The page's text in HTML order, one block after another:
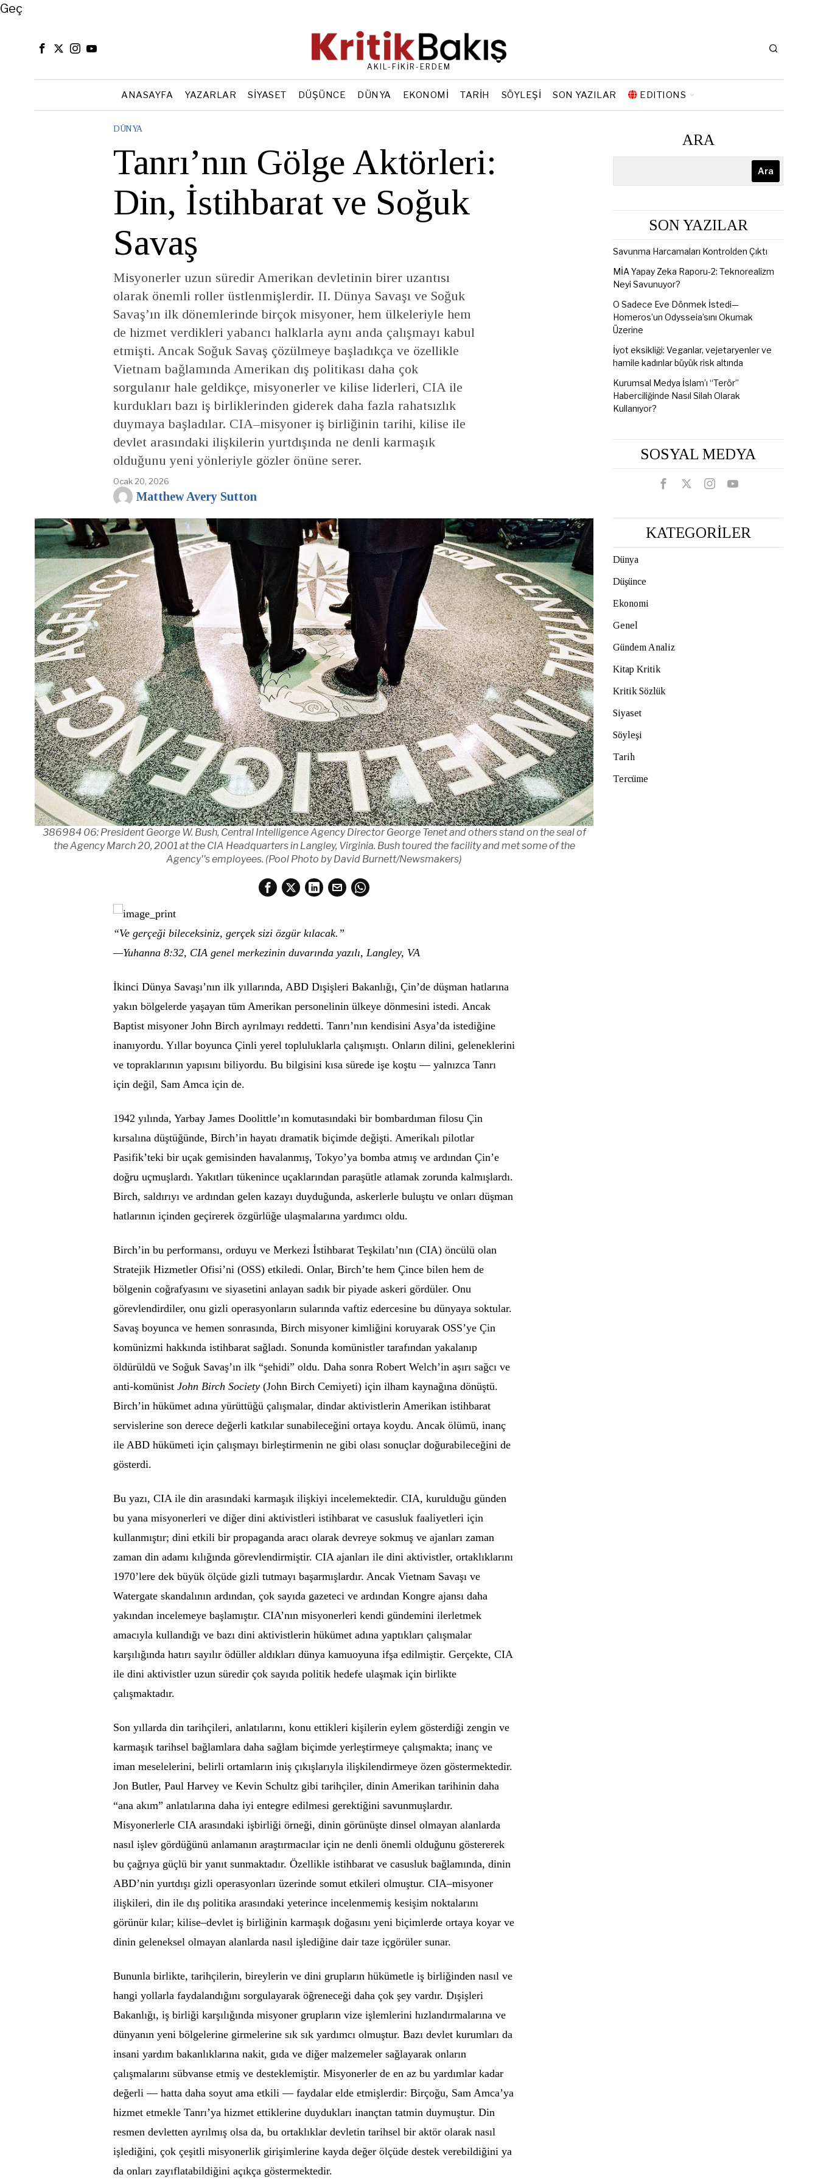
Close
Geç
AKIL-FİKİR-ERDEM
ANASAYFA YAZARLAR SIYASET DÜŞÜNCE DÜNYA EKONOMI TARIH SÖYLEŞI SON YAZILAR EDITIONS
DÜNYA
Tanrı’nın Gölge Aktörleri:
Din, İstihbarat ve Soğuk
Savaş
Misyonerler uzun süredir Amerikan devletinin birer uzantısı
olarak önemli roller üstlenmişlerdir. II. Dünya Savaşı ve Soğuk
Savaş’ın ilk dönemlerinde birçok misyoner, hem ülkeleriyle hem
de hizmet verdikleri yabancı halklarla aynı anda çalışmayı kabul
etmişti. Ancak Soğuk Savaş çözülmeye başladıkça ve özellikle
Vietnam bağlamında Amerikan dış politikası daha çok
sorgulanır hale geldikçe, misyonerler ve kilise liderleri, CIA ile
kurdukları bazı iş birliklerinden giderek daha fazla rahatsızlık
duymaya başladılar. CIA–misyoner iş birliğinin tarihi, kilise ile
devlet arasındaki ilişkilerin yurtdışında ne denli karmaşık
olduğunu yeni yönleriyle gözler önüne serer.
Ocak 20, 2026
Matthew Avery Sutton
386984 06: President George W. Bush, Central Intelligence Agency Director George Tenet and others stand on the seal of
the Agency March 20, 2001 at the CIA Headquarters in Langley, Virginia. Bush toured the facility and met some of the
Agency''s employees. (Pool Photo by David Burnett/Newsmakers)
“Ve gerçeği bileceksiniz, gerçek sizi özgür kılacak.”
—Yuhanna 8:32, CIA genel merkezinin duvarında yazılı, Langley, VA
İkinci Dünya Savaşı’nın ilk yıllarında, ABD Dışişleri Bakanlığı, Çin’de düşman hatlarına
yakın bölgelerde yaşayan tüm Amerikan personelinin ülkeye dönmesini istedi. Ancak
Baptist misyoner John Birch ayrılmayı reddetti. Tanrı’nın kendisini Asya’da istediğine
inanıyordu. Yıllar boyunca Çinli yerel topluluklarla çalışmıştı. Onların dilini, geleneklerini
ve topraklarının yapısını biliyordu. Bu bilgisini kısa sürede işe koştu — yalnızca Tanrı
için değil, Sam Amca için de.
1942 yılında, Yarbay James Doolittle’ın komutasındaki bir bombardıman filosu Çin
kırsalına düştüğünde, Birch’in hayatı dramatik biçimde değişti. Amerikalı pilotlar
Pasifik’teki bir uçak gemisinden havalanmış, Tokyo’ya bomba atmış ve ardından Çin’e
doğru uçmuşlardı. Yakıtları tükenince uçaklarından paraşütle atlamak zorunda kalmışlardı.
Birch, saldırıyı ve ardından gelen kazayı duyduğunda, askerlerle buluştu ve onları düşman
hatlarının içinden geçirerek özgürlüğe ulaşmalarına yardımcı oldu.
Birch’in bu performansı, orduyu ve Merkezi İstihbarat Teşkilatı’nın (CIA) öncülü olan
Stratejik Hizmetler Ofisi’ni (OSS) etkiledi. Onlar, Birch’te hem Çince bilen hem de
bölgenin coğrafyasını ve siyasetini anlayan sadık bir piyade askeri gördüler. Onu
görevlendirdiler, onu gizli operasyonların sularında vaftiz edercesine bu dünyaya soktular.
Savaş boyunca ve hemen sonrasında, Birch misyoner kimliğini koruyarak OSS’ye Çin
komünizmi hakkında istihbarat sağladı. Sonunda komünistler tarafından yakalanıp
öldürüldü ve Soğuk Savaş’ın ilk “şehidi” oldu. Daha sonra Robert Welch’in aşırı sağcı ve
anti-komünist John Birch Society (John Birch Cemiyeti) için ilham kaynağına dönüştü.
Birch’in hükümet adına yürüttüğü çalışmalar, dindar aktivistlerin Amerikan istihbarat
servislerine son derece değerli katkılar sunabileceğini ortaya koydu. Ancak ölümü, inanç
ile ABD hükümeti için çalışmayı birleştirmenin ne gibi olası sonuçlar doğurabileceğini de
gösterdi.
Bu yazı, CIA ile din arasındaki karmaşık ilişkiyi incelemektedir. CIA, kurulduğu günden
bu yana misyonerleri ve diğer dini aktivistleri istihbarat ve casusluk faaliyetleri için
kullanmıştır; dini etkili bir propaganda aracı olarak devreye sokmuş ve ajanları zaman
zaman din adamı kılığında görevlendirmiştir. CIA ajanları ile dini aktivistler, ortaklıklarını
1970’lere dek büyük ölçüde gizli tutmayı başarmışlardır. Ancak Vietnam Savaşı ve
Watergate skandalının ardından, çok sayıda gazeteci ve ardından Kongre ajansı daha
yakından incelemeye başlamıştır. CIA’nın misyonerleri kendi gündemini ilerletmek
amacıyla kullandığı ve bazı dini aktivistlerin hükümet adına yaptıkları çalışmalar
karşılığında hatırı sayılır ödüller aldıkları dünya kamuoyuna ifşa edilmiştir. Gerçekte, CIA
ile dini aktivistler uzun süredir çok sayıda politik hedefe ulaşmak için birlikte
çalışmaktadır.
Son yıllarda din tarihçileri, anlatılarını, konu ettikleri kişilerin eylem gösterdiği zengin ve
karmaşık tarihsel bağlamlara daha sağlam biçimde yerleştirmeye çalışmakta; inanç ve
iman meselelerini, belirli ortamların iniş çıkışlarıyla ilişkilendirmeye özen göstermektedir.
Jon Butler, Paul Harvey ve Kevin Schultz gibi tarihçiler, dinin Amerikan tarihinin daha
“ana akım” anlatılarına daha iyi entegre edilmesi gerektiğini savunmuşlardır.
Misyonerlerle CIA arasındaki işbirliği örneği, dinin görünüşte dinsel olmayan alanlarda
nasıl işlev gördüğünü anlamanın araştırmacılar için ne denli önemli olduğunu göstererek
bu çağrıya güçlü bir yanıt sunmaktadır. Özellikle istihbarat ve casusluk bağlamında, dinin
ABD’nin yurtdışı gizli operasyonları üzerinde somut etkileri olmuştur. CIA–misyoner
ilişkileri, din ile dış politika arasındaki yeterince incelenmemiş kesişim noktalarını
görünür kılar; kilise–devlet iş birliğinin karmaşık doğasını yeni biçimlerde ortaya koyar ve
dinin geleneksel olmayan alanlarda nasıl işlediğine dair taze içgörüler sunar.
Bununla birlikte, tarihçilerin, bireylerin ve dini grupların hükümetle iş birliğinden nasıl ve
hangi yollarla faydalandığını sorgulayarak öğreneceği daha çok şey vardır. Dışişleri
Bakanlığı, iş birliği karşılığında misyoner grupların vize işlemlerini hızlandırmalarına ve
dünyanın yeni bölgelerine girmelerine sık sık yardımcı olmuştur. Bazı devlet kurumları da
insani yardım bakanlıklarına nakit, gıda ve diğer malzemeler sağlayarak onların
çalışmalarını sübvanse etmiş ve desteklemiştir. Misyonerler de en az bu yardımlar kadar
değerli — hatta daha soyut ama etkili — faydalar elde etmişlerdir: Birçoğu, Sam Amca’ya
hizmet etmekle Tanrı’ya hizmet ettiklerine duydukları inançtan tatmin duymuştur. Din
resmen devletten ayrılmış olsa da, bu ortaklıklar devletin tarihsel bir aktör olarak nasıl
işlediğini, çok çeşitli misyonerlik girişimlerine kayda değer ölçüde destek verebildiğini ya
da onları zayıflatabildiğini açıkça göstermektedir.
ARA
Ara
SON YAZILAR
Savunma Harcamaları Kontrolden Çıktı
MİA Yapay Zeka Raporu-2: Teknorealizm
Neyi Savunuyor?
O Sadece Eve Dönmek İstedi—
Homeros’un Odysseia’sını Okumak
Üzerine
İyot eksikliği: Veganlar, vejetaryenler ve
hamile kadınlar büyük risk altında
Kurumsal Medya İslam’ı “Terör”
Haberciliğinde Nasıl Silah Olarak
Kullanıyor?
SOSYAL MEDYA
KATEGORİLER
Dünya
Düşünce
Ekonomi
Genel
Gündem Analiz
Kitap Kritik
Kritik Sözlük
Siyaset
Söyleşi
Tarih
Tercüme